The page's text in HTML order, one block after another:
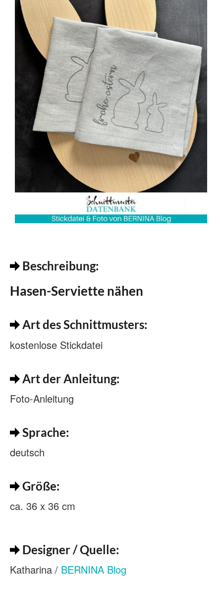
Beschreibung:
Hasen-Serviette nähen
Art des Schnittmusters:
kostenlose Stickdatei
Art der Anleitung:
Foto-Anleitung
Sprache:
deutsch
Größe:
ca. 36 x 36 cm
Designer / Quelle:
Katharina / BERNINA Blog